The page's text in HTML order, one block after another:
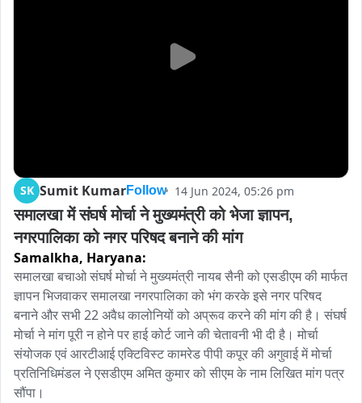
SK Sumit KumarFollow 14 Jun 2024, 05:26 pm
समालखा में संघर्ष मोर्चा ने मुख्यमंत्री को भेजा ज्ञापन,
नगरपालिका को नगर परिषद बनाने की मांग
Samalkha, Haryana:
समालखा बचाओ संघर्ष मोर्चा ने मुख्यमंत्री नायब सैनी को एसडीएम की मार्फत
ज्ञापन भिजवाकर समालखा नगरपालिका को भंग करके इसे नगर परिषद
बनाने और सभी 22 अवैध कालोनियों को अप्रूव करने की मांग की है। संघर्ष
मोर्चा ने मांग पूरी न होने पर हाई कोर्ट जाने की चेतावनी भी दी है। मोर्चा
संयोजक एवं आरटीआई एक्टिविस्ट कामरेड पीपी कपूर की अगुवाई में मोर्चा
प्रतिनिधिमंडल ने एसडीएम अमित कुमार को सीएम के नाम लिखित मांग पत्र
सौंपा।